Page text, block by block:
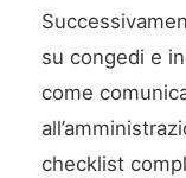
su congedi e
come
checklist